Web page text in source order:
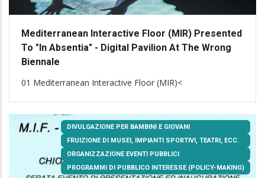
Mediterranean Interactive Floor (MIR) Presented
To "In Absentia" - Digital Pavilion At The Wrong
Biennale
01 Mediterranean Interactive Floor (MIR)<
DIVULGAZIONE PER BAMBINI E GIOVANI
FRUIZIONE DI MUSEI, IMPIANTI SPORTIVI, TEATRI, ECC.
ORGANIZZAZIONE EVENTI PUBBLICI
PROGRAMMI DI PUBBLICO INTERESSE (POLICY-MAKING)